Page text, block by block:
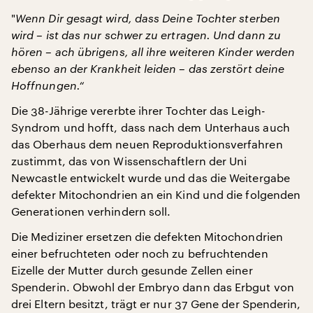
"Wenn Dir gesagt wird, dass Deine Tochter sterben
wird – ist das nur schwer zu ertragen. Und dann zu
hören – ach übrigens, all ihre weiteren Kinder werden
ebenso an der Krankheit leiden – das zerstört deine
Hoffnungen.“
Die 38-Jährige vererbte ihrer Tochter das Leigh-
Syndrom und hofft, dass nach dem Unterhaus auch
das Oberhaus dem neuen Reproduktionsverfahren
zustimmt, das von Wissenschaftlern der Uni
Newcastle entwickelt wurde und das die Weitergabe
defekter Mitochondrien an ein Kind und die folgenden
Generationen verhindern soll.
Die Mediziner ersetzen die defekten Mitochondrien
einer befruchteten oder noch zu befruchtenden
Eizelle der Mutter durch gesunde Zellen einer
Spenderin. Obwohl der Embryo dann das Erbgut von
drei Eltern besitzt, trägt er nur 37 Gene der Spenderin,